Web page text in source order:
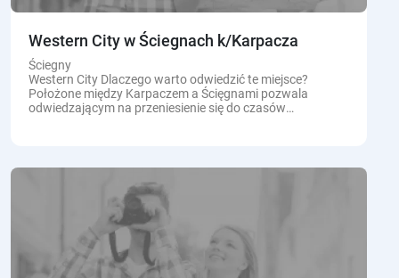
Western City w Ściegnach k/Karpacza
Ściegny
Western City Dlaczego warto odwiedzić te miejsce?
Położone między Karpaczem a Ścięgnami pozwala
odwiedzającym na przeniesienie się do czasów